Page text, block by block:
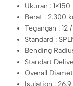
Ukuran :
Berat : 2.300
Tegangan : 12
Standard :
Bending
Standart
Overall